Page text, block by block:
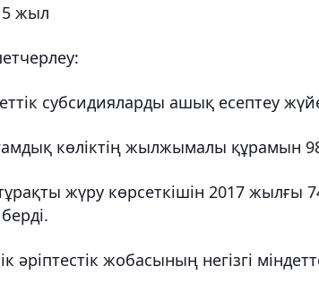
5 жыл
субсидияларды ашық есептеу
көліктің жылжымалы құрамын
жүру көрсеткішін 2017 жылғы
әріптестік жобасының негізгі